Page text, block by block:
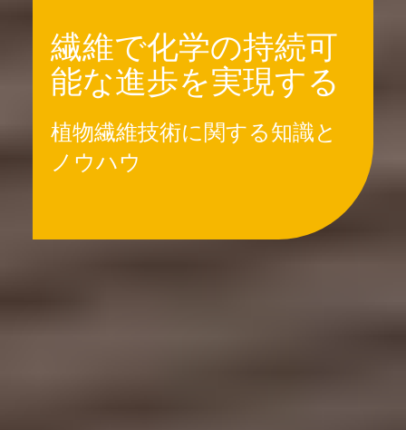
繊維で化学の持続可
能な進歩を実現する
植物繊維技術に関する知識と
ノウハウ